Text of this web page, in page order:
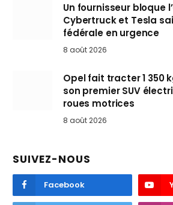
Un fournisseur bloque
Cybertruck et Tesla
fédérale en urgence
8 août 2026
Opel fait tracter 1 350
son premier SUV
roues motrices
8 août 2026
SUIVEZ-NOUS
Facebook